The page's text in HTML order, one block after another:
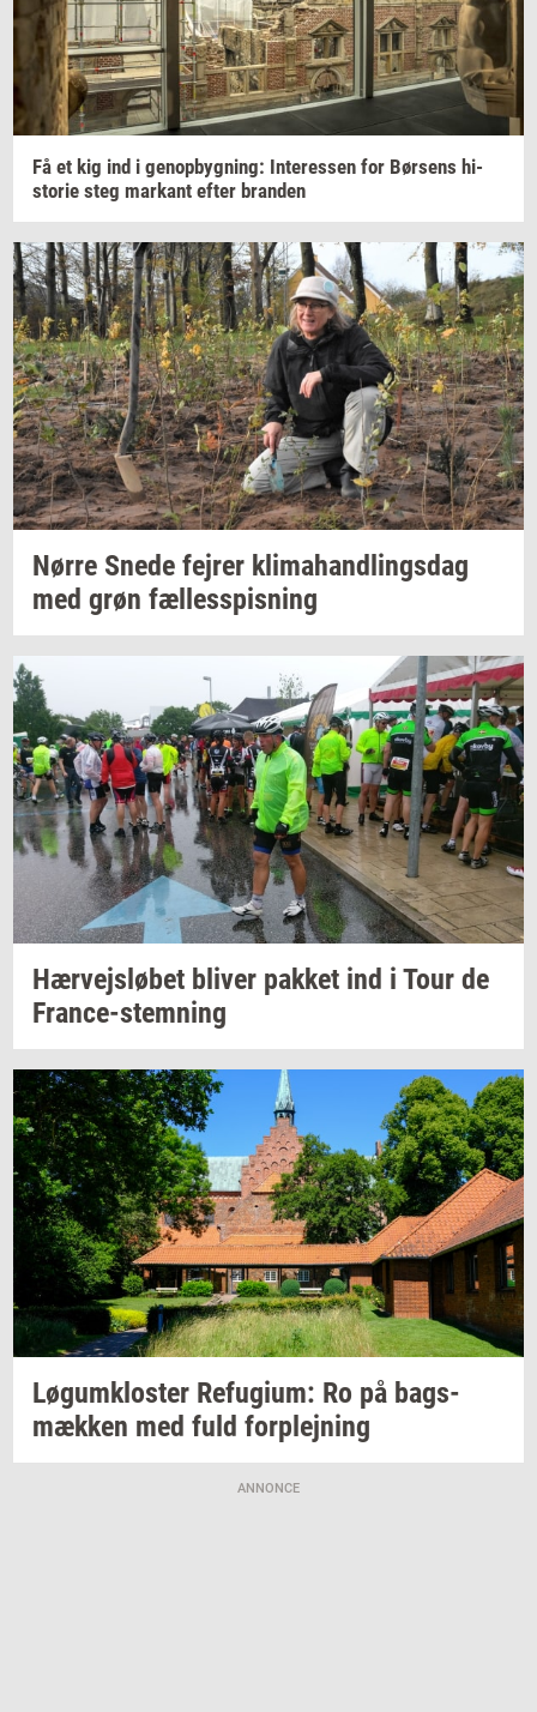
Få et kig ind i genop­byg­ning: In­ter­es­sen for Bør­sens hi­
sto­rie steg mar­kant efter bran­den
Nørre Snede fejrer kli­ma­hand­lings­dag
med grøn fæl­les­spis­ning
Hær­vejslø­bet bli­ver pak­ket ind i Tour de
France-​stemning
Løgum­klo­ster Re­fu­gi­um: Ro på bags­
mæk­ken med fuld for­plej­ning
ANNONCE